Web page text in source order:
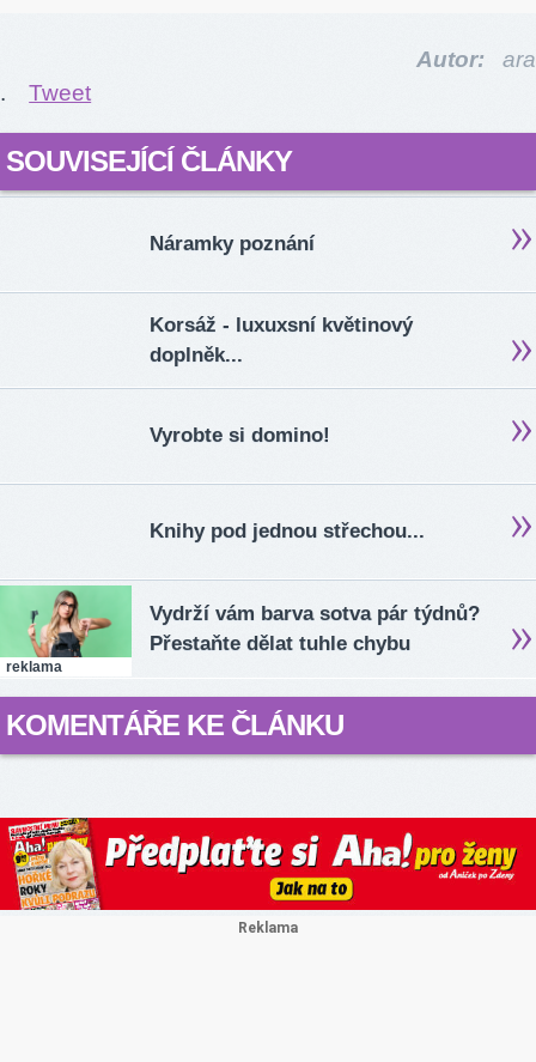
Autor:
ara
.
Tweet
SOUVISEJÍCÍ ČLÁNKY
Náramky poznání
Korsáž - luxuxsní květinový
doplněk...
Vyrobte si domino!
Knihy pod jednou střechou...
reklama
Vydrží vám barva sotva pár týdnů?
Přestaňte dělat tuhle chybu
KOMENTÁŘE KE ČLÁNKU